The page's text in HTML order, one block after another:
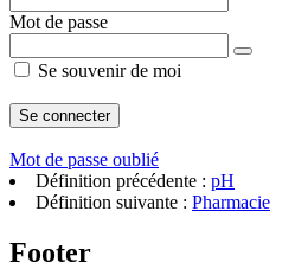
Mot de passe
Se souvenir de moi
Mot de passe oublié
Définition précédente : pH
Définition suivante : Pharmacie
Footer